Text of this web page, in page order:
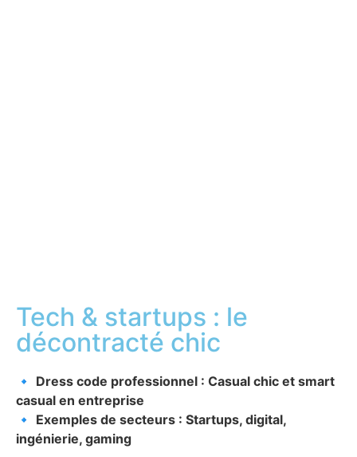
Tech & startups : le
décontracté chic
🔹 Dress code professionnel : Casual chic et smart
casual en entreprise
🔹 Exemples de secteurs : Startups, digital,
ingénierie, gaming